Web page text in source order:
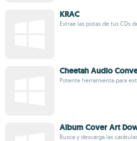
KRAC
Extrae las pistas de tus CDs
Cheetah Audio
Potente herramienta para
Album Cover Art
Busca y descarga las